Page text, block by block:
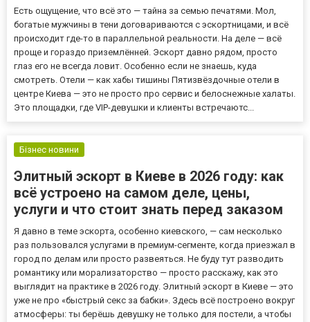
Есть ощущение, что всё это — тайна за семью печатями. Мол,
богатые мужчины в тени договариваются с эскортницами, и всё
происходит где-то в параллельной реальности. На деле — всё
проще и гораздо приземлённей. Эскорт давно рядом, просто
глаз его не всегда ловит. Особенно если не знаешь, куда
смотреть. Отели — как хабы тишины Пятизвёздочные отели в
центре Киева — это не просто про сервис и белоснежные халаты.
Это площадки, где VIP-девушки и клиенты встречаютс...
Бізнес новини
Элитный эскорт в Киеве в 2026 году: как
всё устроено на самом деле, цены,
услуги и что стоит знать перед заказом
Я давно в теме эскорта, особенно киевского, — сам несколько
раз пользовался услугами в премиум-сегменте, когда приезжал в
город по делам или просто развеяться. Не буду тут разводить
романтику или морализаторство — просто расскажу, как это
выглядит на практике в 2026 году. Элитный эскорт в Киеве — это
уже не про «быстрый секс за бабки». Здесь всё построено вокруг
атмосферы: ты берёшь девушку не только для постели, а чтобы